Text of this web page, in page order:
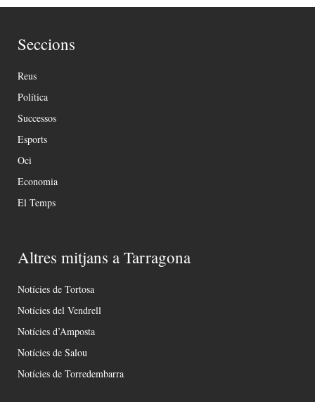
Seccions
Reus
Política
Successos
Esports
Oci
Economia
El Temps
Altres mitjans a Tarragona
Notícies de Tortosa
Notícies del Vendrell
Notícies d’Amposta
Notícies de Salou
Notícies de Torredembarra